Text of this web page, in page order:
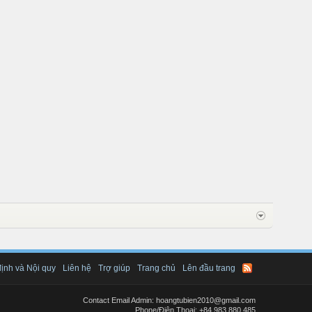
và Nội quy Liên hệ Trợ giúp Trang chủ Lên đầu trang
Contact Email Admin: hoangtubien2010@gmail.com
Phone/Điện Thoại: +84.983.880.485